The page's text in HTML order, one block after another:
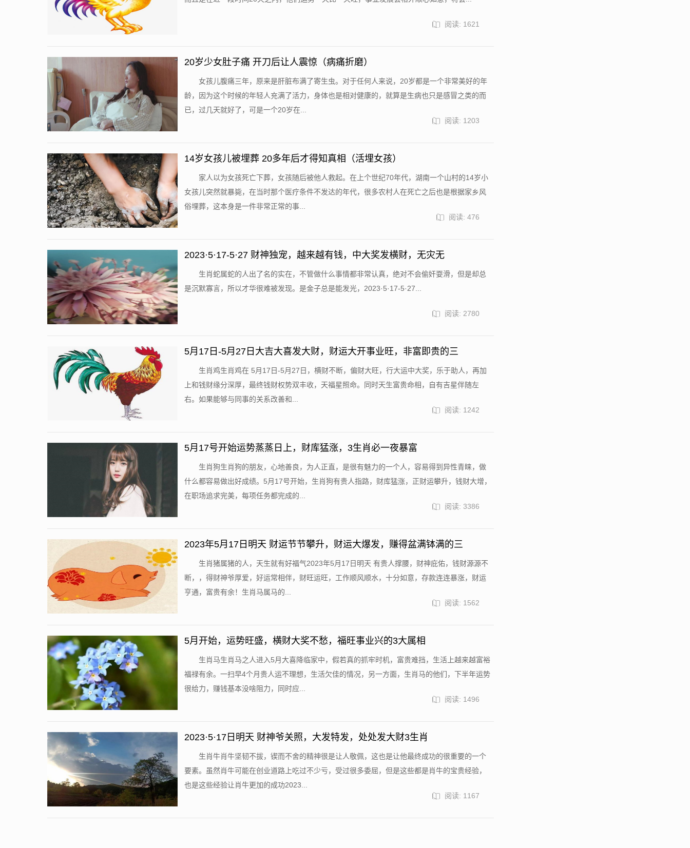
阅读: 1621
20岁少女肚子痛 开刀后让人震惊（病痛折磨）
女孩儿腹痛三年，原来是肝脏布满了寄生虫。对于任何人来说，20岁都是一个非常美好的年
龄，因为这个时候的年轻人充满了活力，身体也是相对健康的，就算是生病也只是感冒之类的而
已，过几天就好了，可是一个20岁在...
阅读: 1203
14岁女孩儿被埋葬 20多年后才得知真相（活埋女孩）
家人以为女孩死亡下葬，女孩随后被他人救起。在上个世纪70年代，湖南一个山村的14岁小
女孩儿突然就暴毙，在当时那个医疗条件不发达的年代，很多农村人在死亡之后也是根据家乡风
俗埋葬，这本身是一件非常正常的事...
阅读: 476
2023·5·17-5·27 财神独宠，越来越有钱，中大奖发横财，无灾无
生肖蛇属蛇的人出了名的实在，不管做什么事情都非常认真，绝对不会偷奸耍滑，但是却总
是沉默寡言，所以才华很难被发现。是金子总是能发光，2023·5·17-5·27...
阅读: 2780
5月17日-5月27日大吉大喜发大财，财运大开事业旺，非富即贵的三
生肖鸡生肖鸡在 5月17日-5月27日，横财不断，偏财大旺，行大运中大奖，乐于助人，再加
上和钱财缘分深厚，最终钱财权势双丰收，天福星照命。同时天生富贵命相，自有吉星伴随左
右。如果能够与同事的关系改善和...
阅读: 1242
5月17号开始运势蒸蒸日上，财库猛涨，3生肖必一夜暴富
生肖狗生肖狗的朋友，心地善良，为人正直，是很有魅力的一个人，容易得到异性青睐，做
什么都容易做出好成绩。5月17号开始，生肖狗有贵人指路，财库猛涨，正财运攀升，钱财大增，
在职场追求完美，每项任务都完成的...
阅读: 3386
2023年5月17日明天 财运节节攀升，财运大爆发，赚得盆满钵满的三
生肖猪属猪的人，天生就有好福气2023年5月17日明天 有贵人撑腰，财神庇佑，钱财源源不
断，，得财神爷厚爱，好运常相伴，财旺运旺，工作顺风顺水，十分如意，存款连连暴涨，财运
亨通，富贵有余！生肖马属马的...
阅读: 1562
5月开始，运势旺盛，横财大奖不愁，福旺事业兴的3大属相
生肖马生肖马之人进入5月大喜降临家中，假若真的抓牢时机，富贵难挡，生活上越来越富裕
福禄有余。一扫早4个月贵人运不理想，生活欠佳的情况，另一方面，生肖马的他们，下半年运势
很给力，赚钱基本没啥阻力，同时应...
阅读: 1496
2023·5·17日明天 财神爷关照，大发特发，处处发大财3生肖
生肖牛肖牛坚韧不拔，锲而不舍的精神很是让人敬佩，这也是让他最终成功的很重要的一个
要素。虽然肖牛可能在创业道路上吃过不少亏，受过很多委屈，但是这些都是肖牛的宝贵经验，
也是这些经验让肖牛更加的成功2023...
阅读: 1167